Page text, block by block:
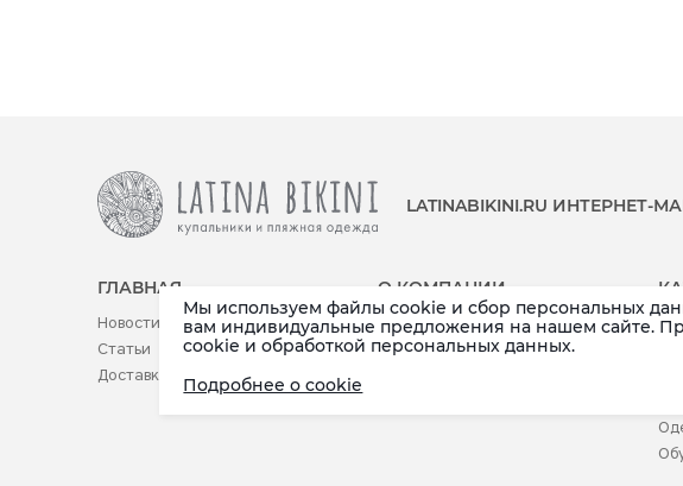
LATINABIKINI.RU ИНТЕРНЕТ-
ГЛАВНАЯ
Новости
Статьи
Доставка (по РФ и СНГ)
О КОМПАНИИ
Реквизиты
Контакты
Мы используем файлы cookie и сбор персональных
вам индивидуальные предложения на нашем сайте.
cookie и обработкой персональных данных.
Подробнее о cookie